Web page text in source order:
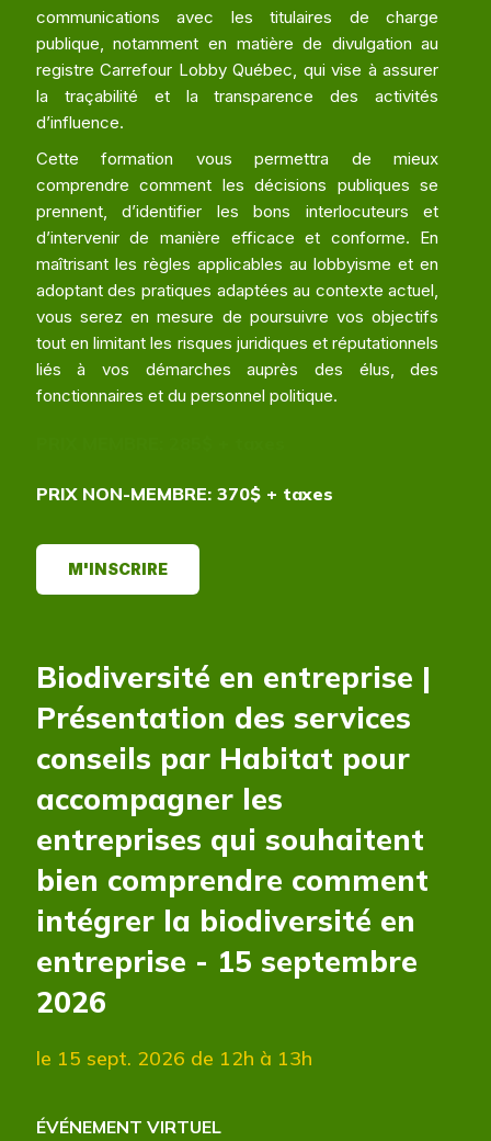
communications avec les titulaires de charge
publique, notamment en matière de divulgation au
registre Carrefour Lobby Québec, qui vise à assurer
la traçabilité et la transparence des activités
d’influence.
Cette formation vous permettra de mieux
comprendre comment les décisions publiques se
prennent, d’identifier les bons interlocuteurs et
d’intervenir de manière efficace et conforme. En
maîtrisant les règles applicables au lobbyisme et en
adoptant des pratiques adaptées au contexte actuel,
vous serez en mesure de poursuivre vos objectifs
tout en limitant les risques juridiques et réputationnels
liés à vos démarches auprès des élus, des
fonctionnaires et du personnel politique.
PRIX NON-MEMBRE: 370$ + taxes
M'INSCRIRE
Biodiversité en entreprise |
Présentation des services
conseils par Habitat pour
accompagner les
entreprises qui souhaitent
bien comprendre comment
intégrer la biodiversité en
entreprise - 15 septembre
2026
le 15 sept. 2026 de 12h à 13h
ÉVÉNEMENT VIRTUEL